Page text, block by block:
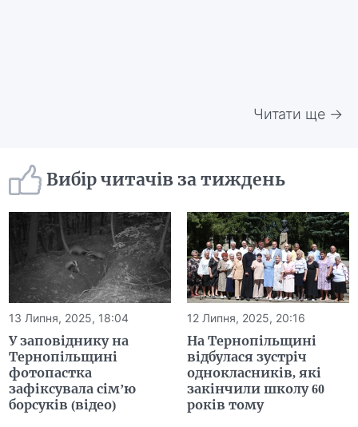
Читати ще →
Вибір читачів за тиждень
13 Липня, 2025, 18:04
У заповіднику на
Тернопільщині
фотопастка
зафіксувала сім’ю
борсуків (відео)
12 Липня, 2025, 20:16
На Тернопільщині
відбулася зустріч
однокласників, які
закінчили школу 60
років тому